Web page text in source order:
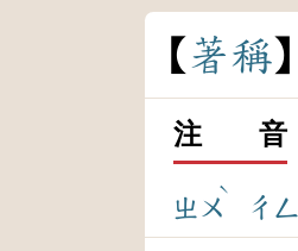
著稱
注 音
ㄓㄨ
ˋ
ㄔㄥ